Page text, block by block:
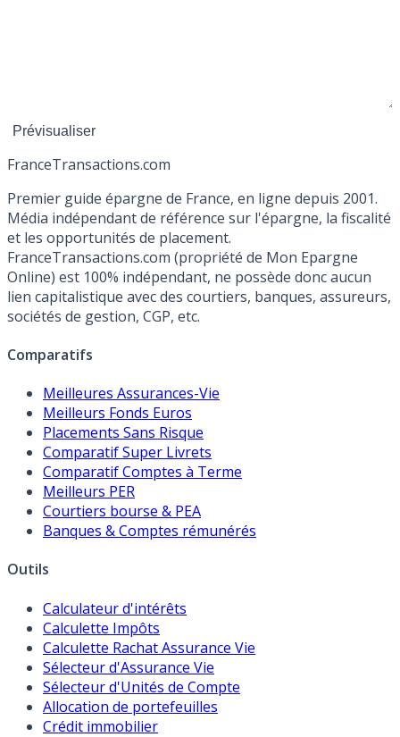
FranceTransactions.com
Premier guide épargne de France, en ligne depuis 2001.
Média indépendant de référence sur l'épargne, la fiscalité
et les opportunités de placement.
FranceTransactions.com (propriété de Mon Epargne
Online) est 100% indépendant, ne possède donc aucun
lien capitalistique avec des courtiers, banques, assureurs,
sociétés de gestion, CGP, etc.
Comparatifs
Meilleures Assurances-Vie
Meilleurs Fonds Euros
Placements Sans Risque
Comparatif Super Livrets
Comparatif Comptes à Terme
Meilleurs PER
Courtiers bourse & PEA
Banques & Comptes rémunérés
Outils
Calculateur d'intérêts
Calculette Impôts
Calculette Rachat Assurance Vie
Sélecteur d'Assurance Vie
Sélecteur d'Unités de Compte
Allocation de portefeuilles
Crédit immobilier